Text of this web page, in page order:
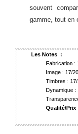
souvent
gamme, tout en
Les Notes :
Fabrication :
Image : 17/20
Timbres :
Dynamique :
Qualité/Prix